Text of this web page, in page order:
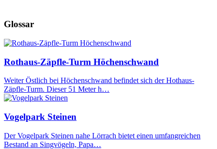
Glossar
Rothaus-Zäpfle-Turm Höchenschwand
Weiter Östlich bei Höchenschwand befindet sich der Hothaus-
Zäpfle-Turm. Dieser 51 Meter h…
Vogelpark Steinen
Der Vogelpark Steinen nahe Lörrach bietet einen umfangreichen
Bestand an Singvögeln, Papa…